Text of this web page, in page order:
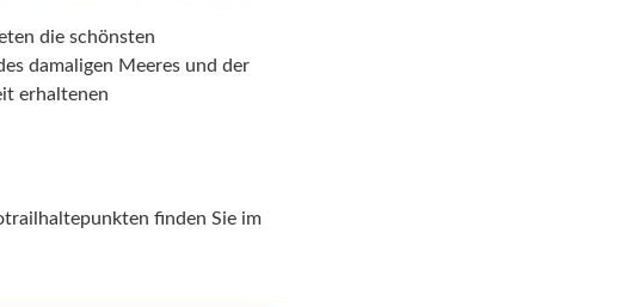
die schönsten
damaligen Meeres und der
erhaltenen
finden Sie im